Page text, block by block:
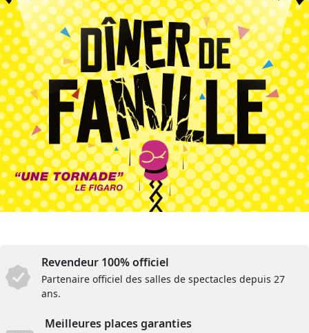
Revendeur 100% officiel
Partenaire officiel des salles de spectacles depuis 27
ans.
Meilleures places garanties